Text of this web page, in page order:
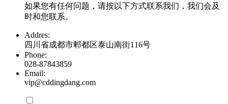
如果您有任何问题，请按以下方式联系我们，我们会及
时和您联系。
Addres:
四川省成都市郫都区泰山南街116号
Phone:
028-87843859
Email:
vip@cddingdang.com